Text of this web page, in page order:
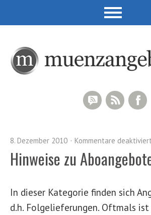
RSS
RSS
8. Dezember 2010 Kommentare deaktiviert
Hinweise zu
In dieser Kategorie finden sich
d.h. Folgelieferungen. Oftmals